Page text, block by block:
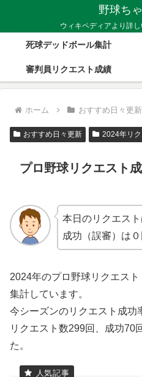
野球ち
ウィキペディアより詳
死球デッドボール集計
審判員リクエスト成績
ホーム おすすめ日々更新
おすすめ日々更新 2024年リ
プロ野球リクエスト
本日のリクエスト
成功（誤審）は０
2024年のプロ野球リクエス
集計しています。
今シーズンのリクエスト成功
リクエスト数299回、成功70
た。